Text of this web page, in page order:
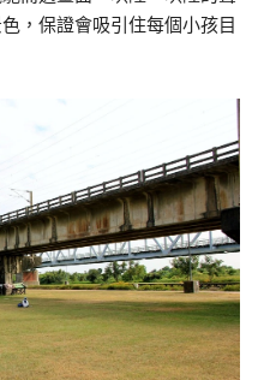
，保證會吸引住每個小孩目